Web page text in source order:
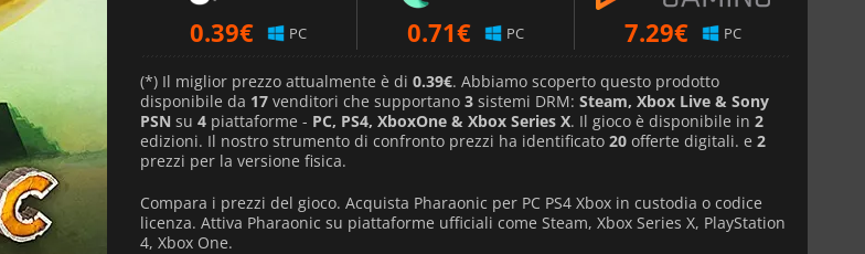
0.39€ PC 0.71€ PC 7.29€ PC
(*) Il miglior prezzo attualmente è di 0.39€. Abbiamo scoperto questo prodotto
disponibile da 17 venditori che supportano 3 sistemi DRM: Steam, Xbox Live & Sony
PSN su 4 piattaforme - PC, PS4, XboxOne & Xbox Series X. Il gioco è disponibile in 2
edizioni. Il nostro strumento di confronto prezzi ha identificato 20 offerte digitali. e 2
prezzi per la versione fisica.
Compara i prezzi del gioco. Acquista Pharaonic per PC PS4 Xbox in custodia o codice
licenza. Attiva Pharaonic su piattaforme ufficiali come Steam, Xbox Series X, PlayStation
4, Xbox One.